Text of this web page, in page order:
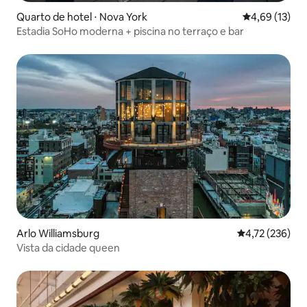
Quarto de hotel ⋅ Nova York 4,69 de uma
4,69 (13)
Estadia SoHo moderna + piscina no terraço e bar
Arlo Williamsburg 4,72 de uma
4,72 (236)
Vista da cidade queen